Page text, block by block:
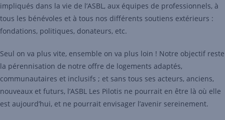
impliqués dans la vie de l’ASBL, aux équipes de professionnels, à
tous les bénévoles et à tous nos différents soutiens extérieurs :
fondations, politiques, donateurs, etc.
Seul on va plus vite, ensemble on va plus loin ! Notre objectif reste
la pérennisation de notre offre de logements adaptés,
communautaires et inclusifs ; et sans tous ses acteurs, anciens,
nouveaux et futurs, l’ASBL Les Pilotis ne pourrait en être là où elle
est aujourd’hui, et ne pourrait envisager l’avenir sereinement.